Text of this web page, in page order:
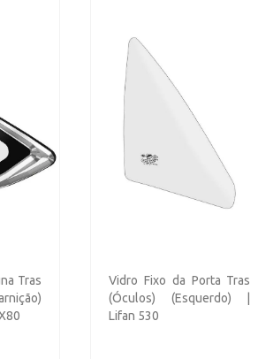
Tras
Vidro Fixo da Porta Tras
(Óculos) (Esquerdo) |
Lifan 530